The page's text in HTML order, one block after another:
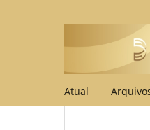
Atual